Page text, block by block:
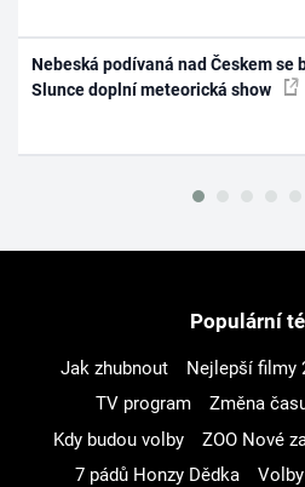
Nebeská podívaná nad Českem
Slunce doplní meteorická show
Populární
Jak zhubnout Nejlepší filmy
TV program
Změna
Kdy budou volby
ZOO Nové
7 pádů Honzy Dědka